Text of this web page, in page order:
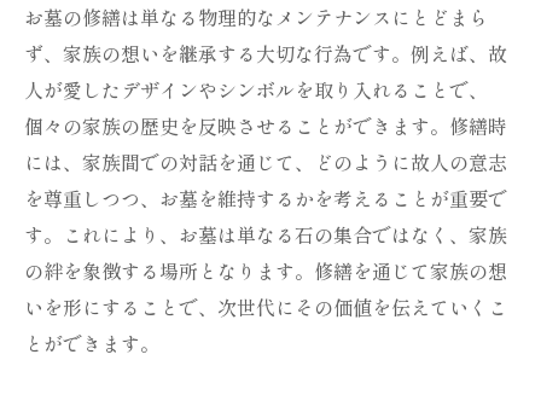
交換と修繕で守るお墓の価値
修繕が叶えるお墓の新しい姿
お墓の修繕で未来を築く方法
交換と修繕が導くお墓の安全
修繕で守るお墓への尊敬と愛
お墓を守るための交換知識
お墓の修繕で家族の想いを守る
家族の想いを守る修繕の力
修繕で伝えるお墓への愛情
お墓の修繕は単なる物理的なメンテナンスにとどまら
ず、家族の想いを継承する大切な行為です。例えば、故
人が愛したデザインやシンボルを取り入れることで、
個々の家族の歴史を反映させることができます。修繕時
には、家族間での対話を通じて、どのように故人の意志
を尊重しつつ、お墓を維持するかを考えることが重要で
す。これにより、お墓は単なる石の集合ではなく、家族
の絆を象徴する場所となります。修繕を通じて家族の想
いを形にすることで、次世代にその価値を伝えていくこ
とができます。